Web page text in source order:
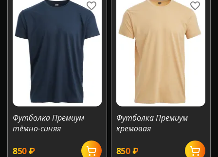
Футболка Премиум
тёмно-синяя
‍850‍₽
Футболка Премиум
кремовая
‍850‍₽